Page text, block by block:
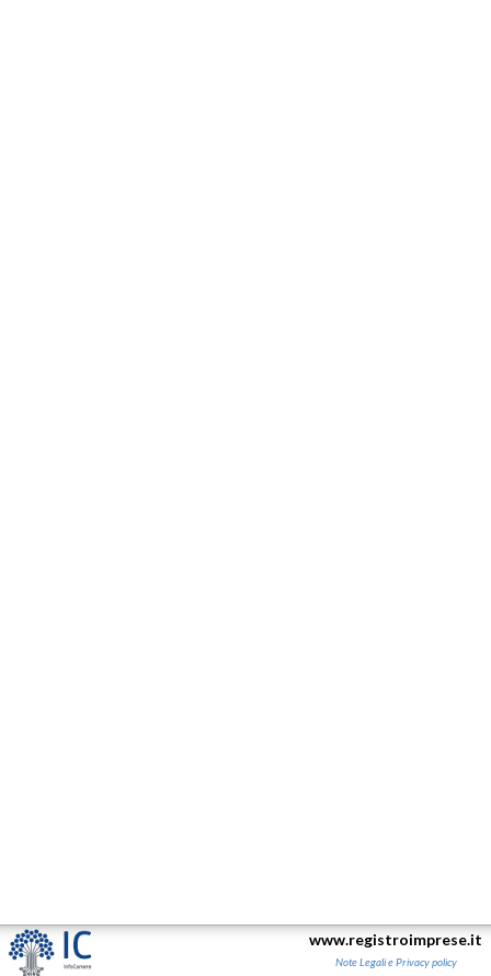
www.registroimprese.it
Note Legali e Privacy policy